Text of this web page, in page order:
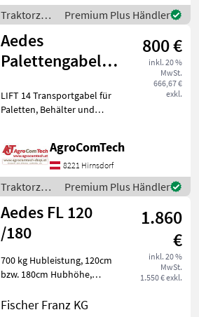
Heckstapler
Traktorzubehör
/ Sonstige
Premium Plus Händler
Aedes
Palettengabel
800 €
inkl. 20 %
MwSt.
666,67 €
exkl.
LIFT 14 Transportgabel für
Paletten, Behälter und
Traktoren Funktioniert
über eine
Dreipunktaufhängung der
Kategorie 2 Br
AgroComTech
8221 Hirnsdorf
Traktorzubehör
/ Aedes
Premium Plus Händler
Aedes FL 120
/180
1.860
€
inkl. 20 %
MwSt.
1.550 € exkl.
700 kg Hubleistung, 120cm
bzw. 180cm Hubhöhe,
Front oder Heckanbau, FL
Fischer Franz KG